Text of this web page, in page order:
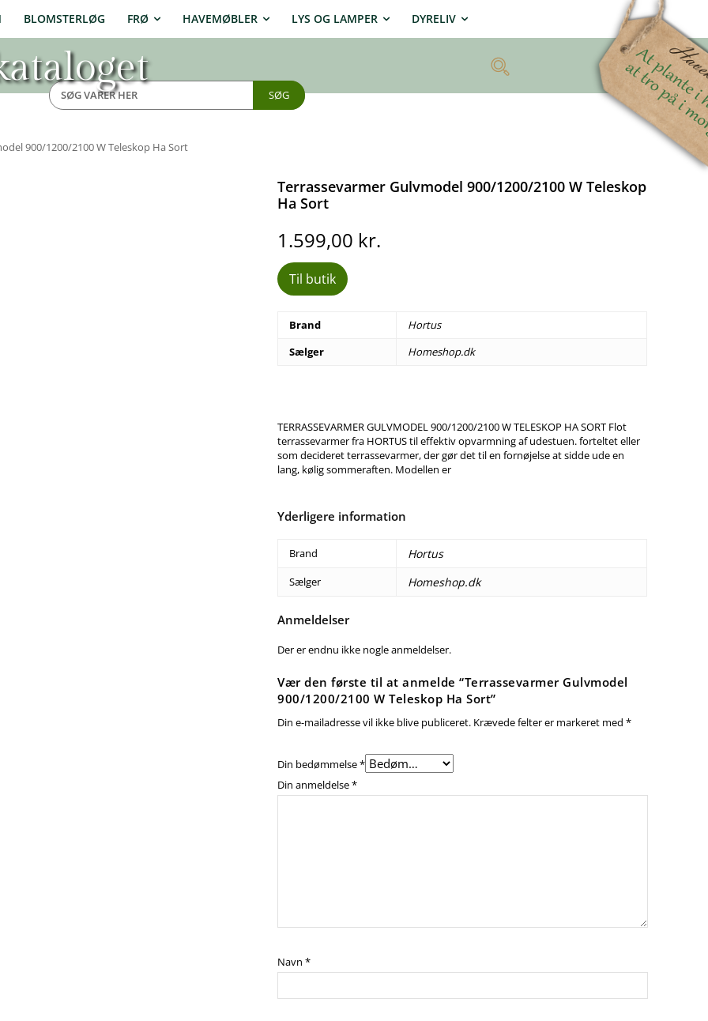
BLOMSTERLØG FRØ HAVEMØBLER LYS OG LAMPER DYRELIV
SØG
900/1200/2100 W Teleskop Ha Sort
Terrassevarmer Gulvmodel 900/1200/2100 W Teleskop
Ha Sort
1.599,00 kr.
Til butik
Brand
Hortus
Sælger
Homeshop.dk
TERRASSEVARMER GULVMODEL 900/1200/2100 W TELESKOP HA SORT Flot
terrassevarmer fra HORTUS til effektiv opvarmning af udestuen. forteltet eller
som decideret terrassevarmer, der gør det til en fornøjelse at sidde ude en
lang, kølig sommeraften. Modellen er
Yderligere information
Brand Hortus
Sælger Homeshop.dk
Anmeldelser
Der er endnu ikke nogle anmeldelser.
Vær den første til at anmelde “Terrassevarmer Gulvmodel
900/1200/2100 W Teleskop Ha Sort”
Din e-mailadresse vil ikke blive publiceret. Krævede felter er markeret med*
Din bedømmelse*
Din anmeldelse*
Navn*